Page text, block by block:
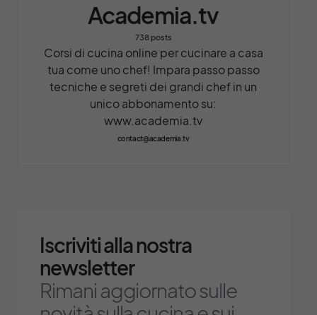
Academia.tv
738 posts
Corsi di cucina online per cucinare a casa
tua come uno chef! Impara passo passo
tecniche e segreti dei grandi chef in un
unico abbonamento su:
www.academia.tv
contact@academia.tv
Iscriviti alla nostra
newsletter
Rimani aggiornato sulle